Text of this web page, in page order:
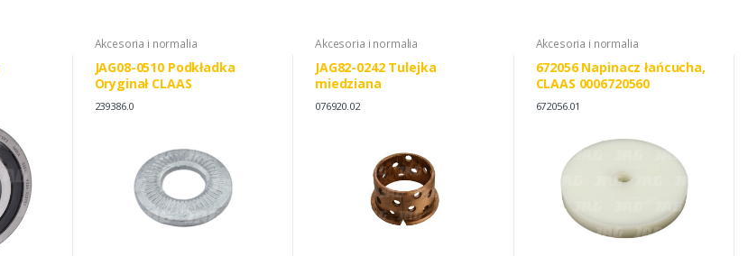
Akcesoria i normalia
JAG08-0510 Podkładka
Oryginał CLAAS
239386.0
Akcesoria i normalia
JAG82-0242 Tulejka
miedziana
076920.02
Akcesoria i normalia
672056 Napinacz łańcucha,
CLAAS 0006720560
672056.01